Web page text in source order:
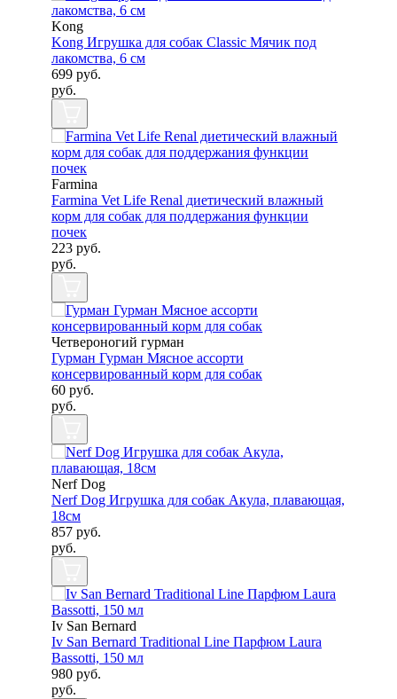
Kong
Kong Игрушка для собак Classic Мячик под
лакомства, 6 см
699 руб.
руб.
Farmina
Farmina Vet Life Renal диетический влажный
корм для собак для поддержания функции
почек
223 руб.
руб.
Четвероногий гурман
Гурман Гурман Мясное ассорти
консервированный корм для собак
60 руб.
руб.
Nerf Dog
Nerf Dog Игрушка для собак Акула, плавающая,
18см
857 руб.
руб.
Iv San Bernard
Iv San Bernard Traditional Line Парфюм Laura
Bassotti, 150 мл
980 руб.
руб.